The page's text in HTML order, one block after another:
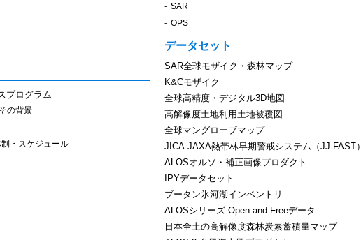
プログラム
の背景
・スケジュール
SAR
OPS
データセット
SAR全球モザイク・森林マップ
K&Cモザイク
全球高精度・デジタル3D地図
高解像度土地利用土地被覆図
全球マングローブマップ
JICA-JAXA熱帯林早期警戒システム（JJ-FAST）
ALOSオルソ・補正画像プロダクト
IPYデータセット
ブータン氷河湖インベントリ
ALOSシリーズ Open and Freeデータ
日本全土の高解像度森林炭素蓄積量マップ